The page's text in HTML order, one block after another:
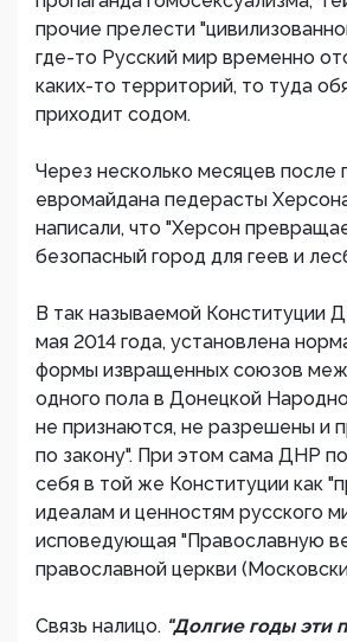
прочие прелести
где-то Русский мир временно
каких-то территорий, то туда
приходит содом.
Через несколько месяцев после
евромайдана педерасты
написали, что "Херсон
безопасный город для геев и
В так называемой Конституции
мая 2014 года, установлена
формы извращенных союзов
одного пола в Донецкой
не признаются, не разрешены и
по закону". При этом сама ДНР
себя в той же Конституции как
идеалам и ценностям русского
исповедующая "Православную
православной церкви
Связь налицо. "Долгие годы эти